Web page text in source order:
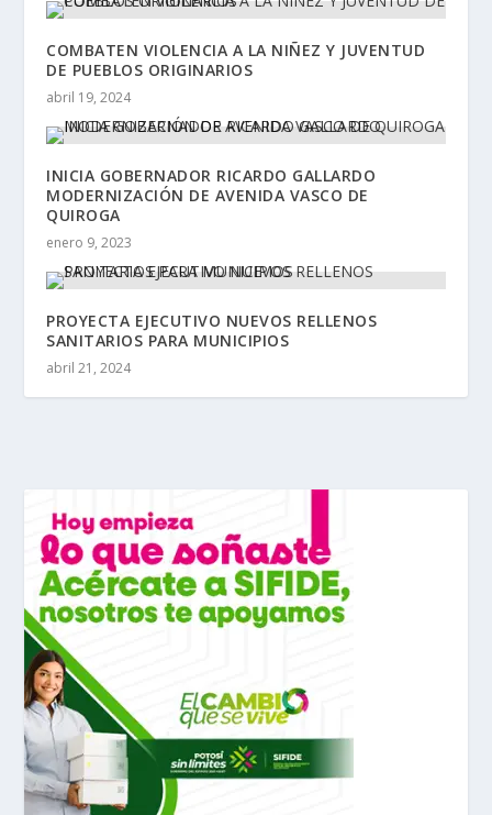
COMBATEN VIOLENCIA A LA NIÑEZ Y JUVENTUD
DE PUEBLOS ORIGINARIOS
abril 19, 2024
INICIA GOBERNADOR RICARDO GALLARDO
MODERNIZACIÓN DE AVENIDA VASCO DE
QUIROGA
enero 9, 2023
PROYECTA EJECUTIVO NUEVOS RELLENOS
SANITARIOS PARA MUNICIPIOS
abril 21, 2024